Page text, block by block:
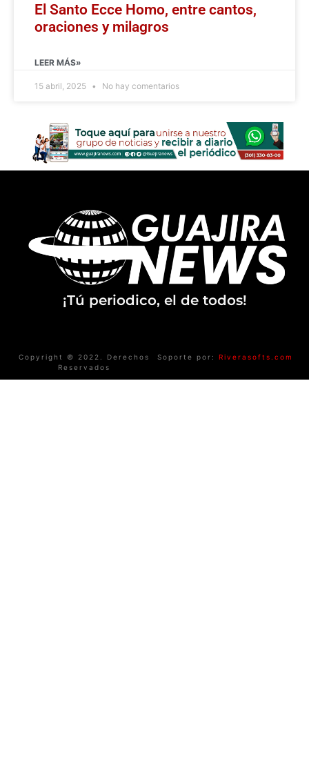
El Santo Ecce Homo, entre cantos,
oraciones y milagros
LEER MÁS»
15 abril, 2025 No hay comentarios
¡Tú periodico, el de todos!
Copyright © 2022. Derechos
Reservados
Soporte por: Riverasofts.com